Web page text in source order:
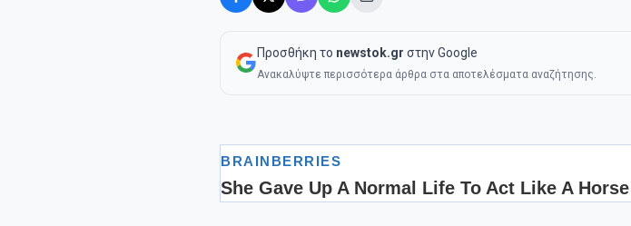
Προσθήκη το newstok.gr στην Google
Ανακαλύψτε περισσότερα άρθρα στα αποτελέσματα αναζήτησης.